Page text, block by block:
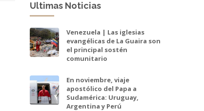
Ultimas Noticias
Venezuela | Las iglesias
evangélicas de La Guaira son
el principal sostén
comunitario
En noviembre, viaje
apostólico del Papa a
Sudamérica: Uruguay,
Argentina y Perú